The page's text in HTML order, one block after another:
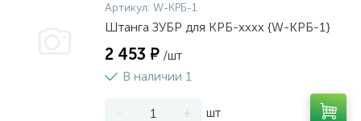
Артикул: W-КРБ-1
Штанга ЗУБР для КРБ-хххх {W-КРБ-1}
2 453 ₽ /шт
В наличии 1
- + шт